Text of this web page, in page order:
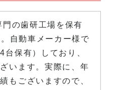
の歯研工場を保有
自動車メーカー様で
保有）しており、
います。実際に、年
もございますので、